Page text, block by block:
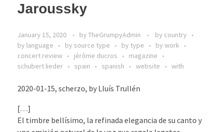
Jaroussky
January 15, 2020 by TheGrumpyAdmin
by country
by language
by source type by type
by work
concert review
jérôme ducros
magazine
schubert lieder
spain spanish website with
2020-01-15, scherzo, by Lluís Trullén
[…]
El timbre bellísimo, la refinada elegancia de su canto y